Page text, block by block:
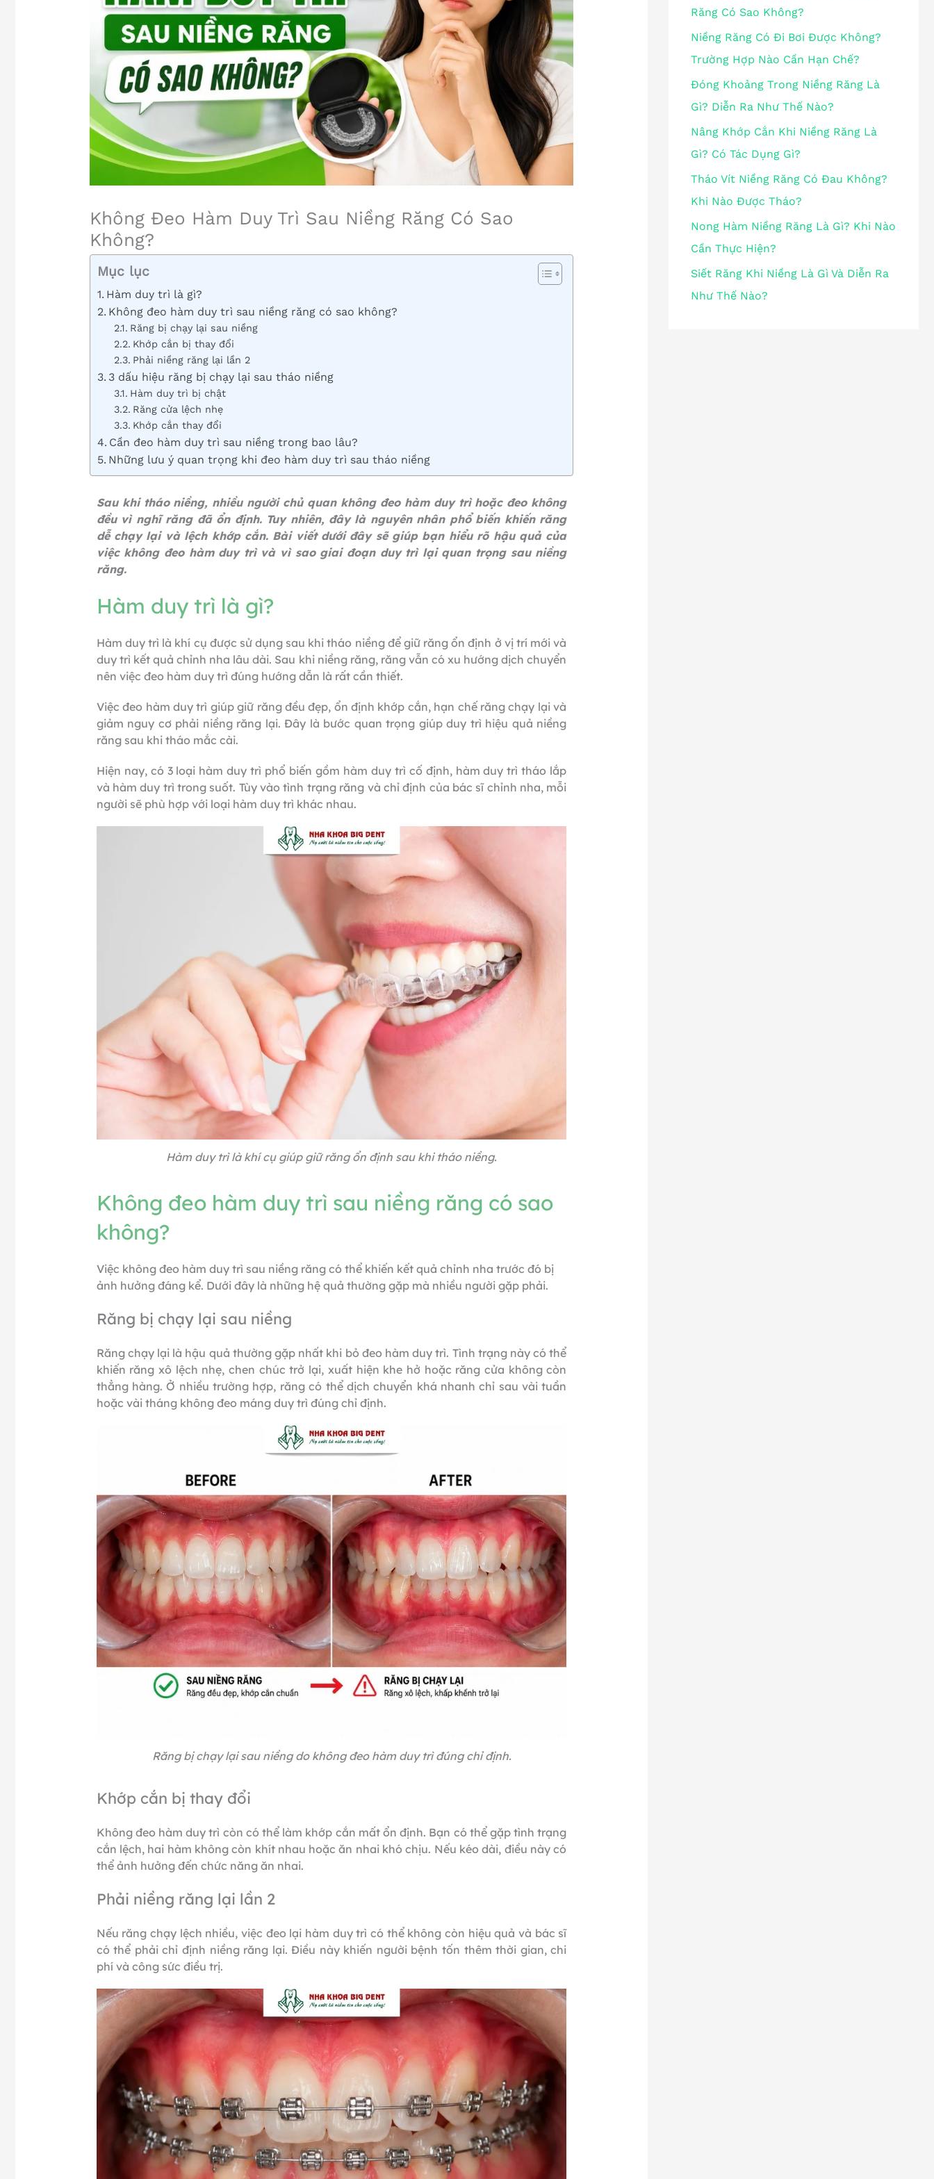
Không Đeo Hàm Duy Trì Sau Niềng Răng Có Sao
Không?
Mục lục
Hàm duy trì là gì?
Không đeo hàm duy trì sau niềng răng có sao không?
Răng bị chạy lại sau niềng
Khớp cắn bị thay đổi
Phải niềng răng lại lần 2
3 dấu hiệu răng bị chạy lại sau tháo niềng
Hàm duy trì bị chật
Răng cửa lệch nhẹ
Khớp cắn thay đổi
Cần đeo hàm duy trì sau niềng trong bao lâu?
Những lưu ý quan trọng khi đeo hàm duy trì sau tháo niềng
Sau khi tháo niềng, nhiều người chủ quan không đeo hàm duy trì hoặc đeo không
đều vì nghĩ răng đã ổn định. Tuy nhiên, đây là nguyên nhân phổ biến khiến răng
dễ chạy lại và lệch khớp cắn. Bài viết dưới đây sẽ giúp bạn hiểu rõ hậu quả của
việc không đeo hàm duy trì và vì sao giai đoạn duy trì lại quan trọng sau niềng
răng.
Hàm duy trì là gì?
Hàm duy trì là khí cụ được sử dụng sau khi tháo niềng để giữ răng ổn định ở vị trí mới và
duy trì kết quả chỉnh nha lâu dài. Sau khi niềng răng, răng vẫn có xu hướng dịch chuyển
nên việc đeo hàm duy trì đúng hướng dẫn là rất cần thiết.
Việc đeo hàm duy trì giúp giữ răng đều đẹp, ổn định khớp cắn, hạn chế răng chạy lại và
giảm nguy cơ phải niềng răng lại. Đây là bước quan trọng giúp duy trì hiệu quả niềng
răng sau khi tháo mắc cài.
Hiện nay, có 3 loại hàm duy trì phổ biến gồm hàm duy trì cố định, hàm duy trì tháo lắp
và hàm duy trì trong suốt. Tùy vào tình trạng răng và chỉ định của bác sĩ chỉnh nha, mỗi
người sẽ phù hợp với loại hàm duy trì khác nhau.
Hàm duy trì là khí cụ giúp giữ răng ổn định sau khi tháo niềng.
Không đeo hàm duy trì sau niềng răng có sao
không?
Việc không đeo hàm duy trì sau niềng răng có thể khiến kết quả chỉnh nha trước đó bị
ảnh hưởng đáng kể. Dưới đây là những hệ quả thường gặp mà nhiều người gặp phải.
Răng bị chạy lại sau niềng
Răng chạy lại là hậu quả thường gặp nhất khi bỏ đeo hàm duy trì. Tình trạng này có thể
khiến răng xô lệch nhẹ, chen chúc trở lại, xuất hiện khe hở hoặc răng cửa không còn
thẳng hàng. Ở nhiều trường hợp, răng có thể dịch chuyển khá nhanh chỉ sau vài tuần
hoặc vài tháng không đeo máng duy trì đúng chỉ định.
Răng bị chạy lại sau niềng do không đeo hàm duy trì đúng chỉ định.
Khớp cắn bị thay đổi
Không đeo hàm duy trì còn có thể làm khớp cắn mất ổn định. Bạn có thể gặp tình trạng
cắn lệch, hai hàm không còn khít nhau hoặc ăn nhai khó chịu. Nếu kéo dài, điều này có
thể ảnh hưởng đến chức năng ăn nhai.
Phải niềng răng lại lần 2
Nếu răng chạy lệch nhiều, việc đeo lại hàm duy trì có thể không còn hiệu quả và bác sĩ
có thể phải chỉ định niềng răng lại. Điều này khiến người bệnh tốn thêm thời gian, chi
phí và công sức điều trị.
Răng Có Sao Không?
Niềng Răng Có Đi Bơi Được Không?
Trường Hợp Nào Cần Hạn Chế?
Đóng Khoảng Trong Niềng Răng Là
Gì? Diễn Ra Như Thế Nào?
Nâng Khớp Cắn Khi Niềng Răng Là
Gì? Có Tác Dụng Gì?
Tháo Vít Niềng Răng Có Đau Không?
Khi Nào Được Tháo?
Nong Hàm Niềng Răng Là Gì? Khi Nào
Cần Thực Hiện?
Siết Răng Khi Niềng Là Gì Và Diễn Ra
Như Thế Nào?